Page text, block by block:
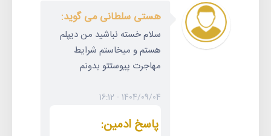
هستی سلطانی می گوید:
سلام خسته نباشید من دیپلم
هستم و میخاستم شرایط
مهاجرت پیوستتو بدونم
1404/09/04 - 16:12
پاسخ ادمین: